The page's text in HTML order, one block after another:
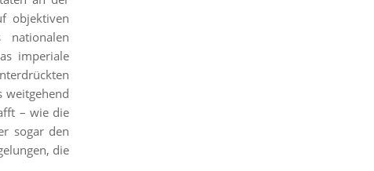
objektiven
imperiale
weitgehend
– wie die
sogar den
die